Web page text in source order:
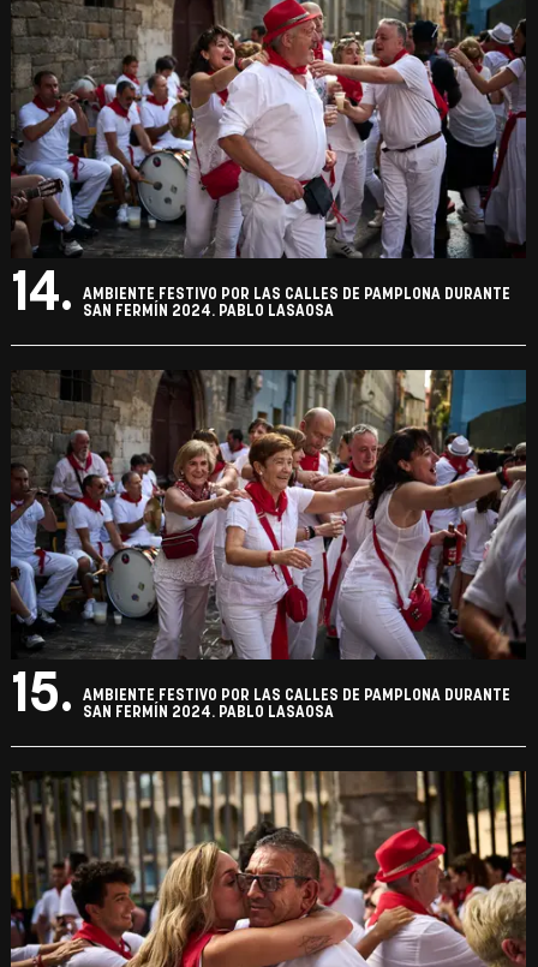
14.
AMBIENTE FESTIVO POR LAS CALLES DE PAMPLONA DURANTE
SAN FERMÍN 2024. PABLO LASAOSA
15.
AMBIENTE FESTIVO POR LAS CALLES DE PAMPLONA DURANTE
SAN FERMÍN 2024. PABLO LASAOSA